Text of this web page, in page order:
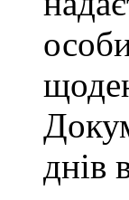
днів